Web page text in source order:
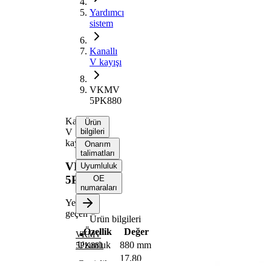
Yardımcı
sistem
Kanallı
V kayışı
VKMV
5PK880
Kanallı
V
kayışı
VKMV
5PK880
Yerine
geçen
VKMV
5PK881
Ürün
bilgileri
Onarım
talimatları
Uyumluluk
OE
numaraları
Ürün bilgileri
Özellik
Değer
Uzunluk
880 mm
Genişlik
17,80